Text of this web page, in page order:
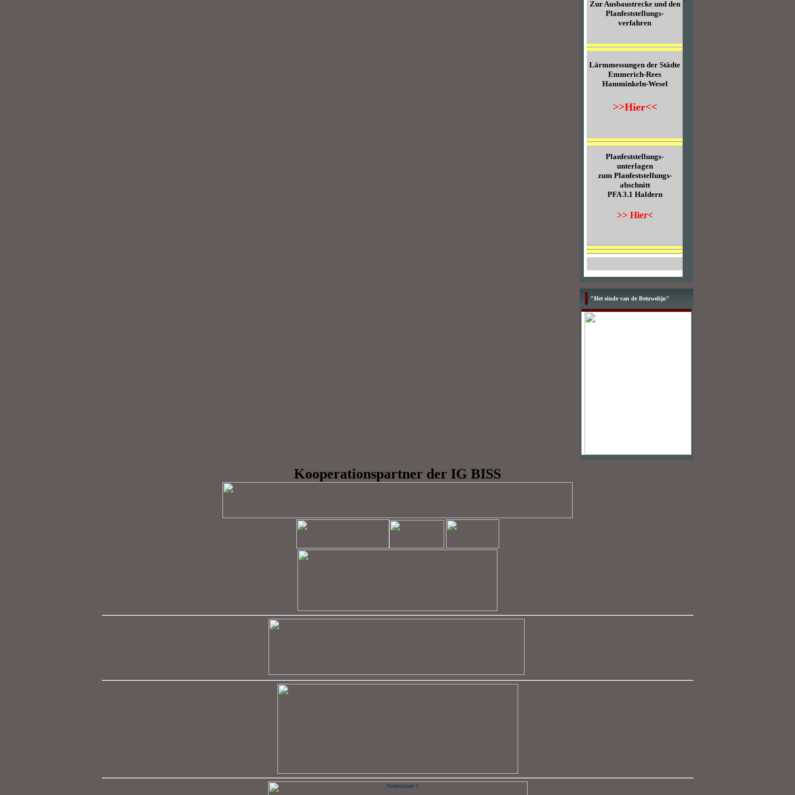
Zur Ausbaustrecke und den
Planfeststellungs-
verfahren
Lärmmessungen der Städte
Emmerich-Rees
Hamminkeln-Wesel
>>Hier<<
Planfeststellungs-
unterlagen
zum Planfeststellungs-
abschnitt
PFA 3.1 Haldern
>> Hier<
"Het einde van de Betuwelijn"
Kooperationspartner der IG BISS